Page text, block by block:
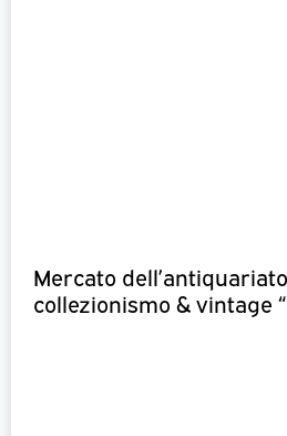
Mercato
collezionismo & vintage